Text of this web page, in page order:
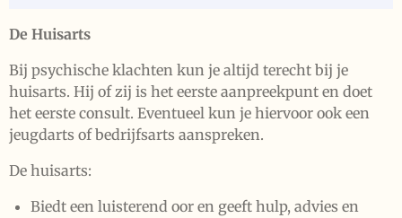
De Huisarts
Bij psychische klachten kun je altijd terecht bij je
huisarts. Hij of zij is het eerste aanpreekpunt en doet
het eerste consult. Eventueel kun je hiervoor ook een
jeugdarts of bedrijfsarts aanspreken.
De huisarts:
Biedt een luisterend oor en geeft hulp, advies en